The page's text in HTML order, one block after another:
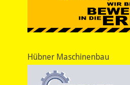
Hübner Maschinenbau